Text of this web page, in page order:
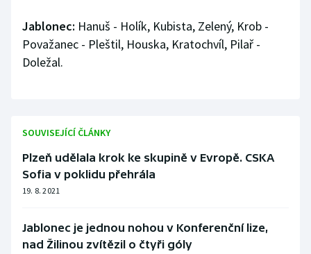
Jablonec: Hanuš - Holík, Kubista, Zelený, Krob -
Považanec - Pleštil, Houska, Kratochvíl, Pilař -
Doležal.
SOUVISEJÍCÍ ČLÁNKY
Plzeň udělala krok ke skupině v Evropě. CSKA
Sofia v poklidu přehrála
19. 8. 2021
Jablonec je jednou nohou v Konferenční lize,
nad Žilinou zvítězil o čtyři góly